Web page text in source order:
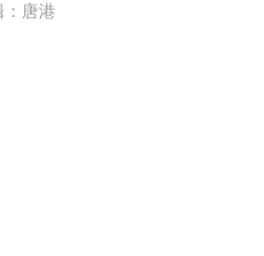
：唐港